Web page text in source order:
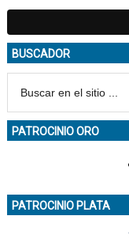
BUSCADOR
PATROCINIO ORO
PATROCINIO PLATA